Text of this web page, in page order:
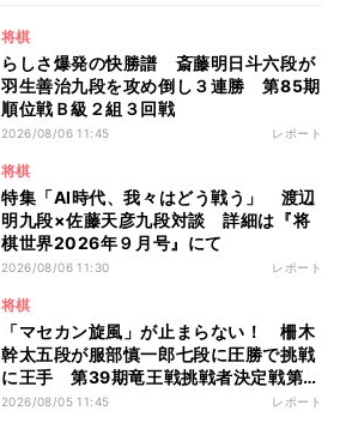
将棋
らしさ爆発の快勝譜 斎藤明日斗六段が
羽生善治九段を攻め倒し３連勝 第85期
順位戦Ｂ級２組３回戦
2026/08/06 11:45 レポート
将棋
特集「AI時代、我々はどう戦う」 渡辺
明九段×佐藤天彦九段対談 詳細は『将
棋世界2026年９月号』にて
2026/08/06 11:30 レポート
将棋
「マセカン旋風」が止まらない！ 柵木
幹太五段が服部慎一郎七段に圧勝で挑戦
に王手 第39期竜王戦挑戦者決定戦第１
局
2026/08/05 11:45 レポート